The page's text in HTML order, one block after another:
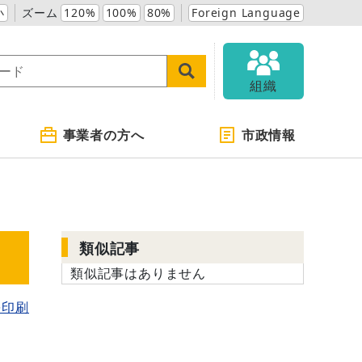
ズーム 120% 100% 80% Foreign Language
組織
事業者の方へ 市政情報
刷
類似記事
類似記事はありません